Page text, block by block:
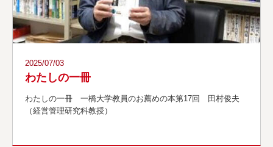
2025/07/03
わたしの一冊
わたしの一冊 一橋大学教員のお薦めの本第17回 田村俊夫
（経営管理研究科教授）